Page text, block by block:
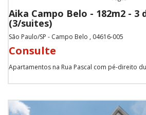
Aika Campo Belo - 182m2 - 3
(3/suites)
São Paulo/SP - Campo Belo , 04616-005
Consulte
Apartamentos na Rua Pascal com pé-direito